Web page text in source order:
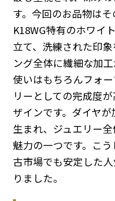
す。今回のお品物はそ
K18WG特有のホワイ
立て、洗練された印
ング全体に繊細な加
使いはもちろんフォ
リーとしての完成度
ザインです。ダイヤ
生まれ、ジュエリー
魅力の一つです。こ
古市場でも安定した
りました。